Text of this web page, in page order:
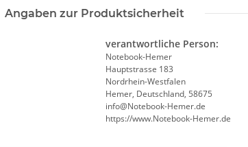
Angaben zur Produktsicherheit
verantwortliche Person:
Notebook-Hemer
Hauptstrasse 183
Nordrhein-Westfalen
Hemer, Deutschland, 58675
info@Notebook-Hemer.de
https://www.Notebook-Hemer.de